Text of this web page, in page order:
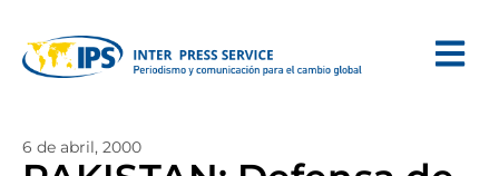
6 de abril, 2000